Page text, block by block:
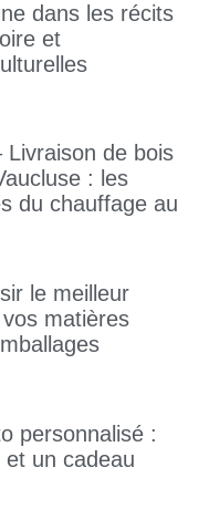
dans les récits
et
Livraison de bois
: les
du chauffage au
le meilleur
matières
personnalisé :
un cadeau